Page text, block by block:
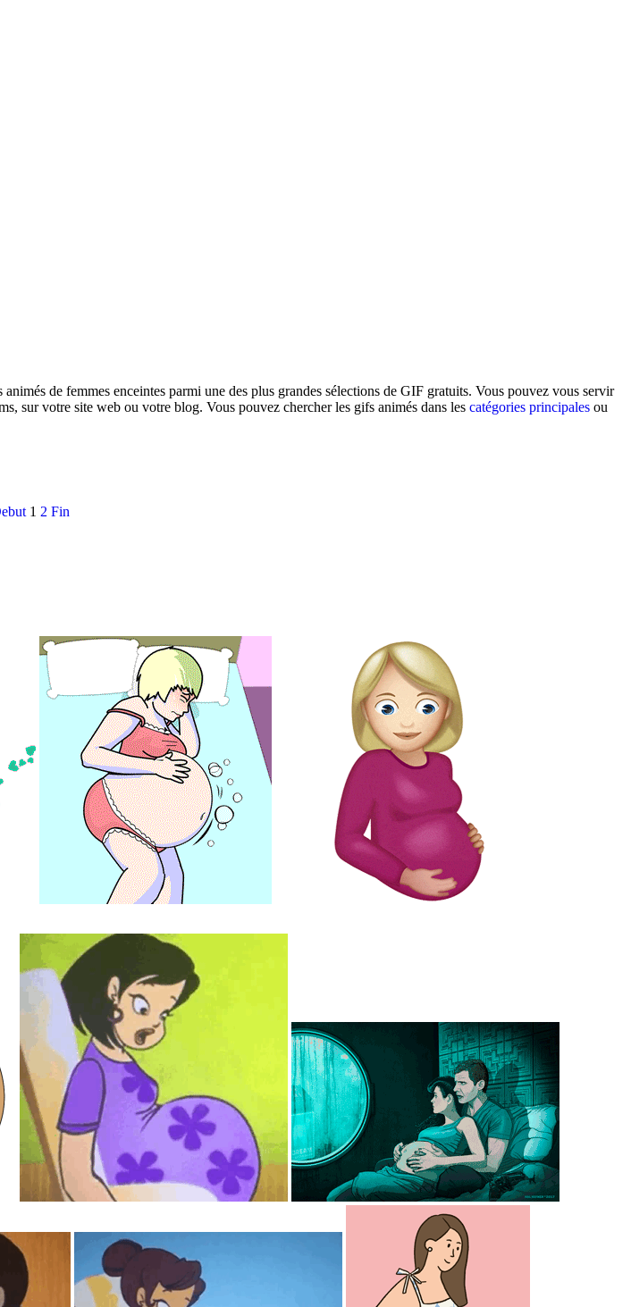
de femmes enceintes parmi une des plus grandes sélections de GIF gratuits. Vous pouvez vous servir
sur votre site web ou votre blog. Vous pouvez chercher les gifs animés dans les catégories principales ou
1 2 Fin